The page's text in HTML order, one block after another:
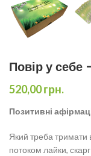
Повір у себе
520,00грн.
Позитивні
Який треба тримати
потоком лайки,